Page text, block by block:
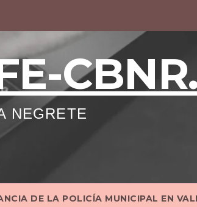
NEGRETE
DE LA POLICÍA MUNICIPAL EN